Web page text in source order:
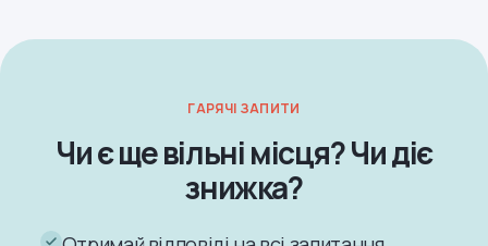
ГАРЯЧІ ЗАПИТИ
Чи є ще вільні місця? Чи діє
знижка?